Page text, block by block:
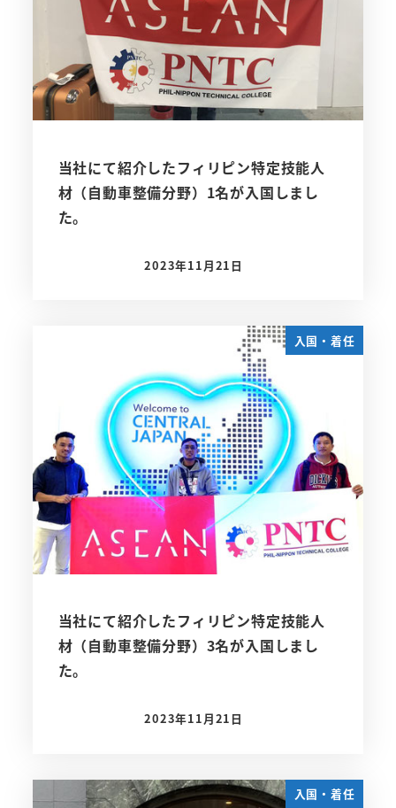
当社にて紹介したフィリピン特定技能人
材（自動車整備分野）1名が入国しまし
た。
投稿日
2023年11月21日
入国・着任
当社にて紹介したフィリピン特定技能人
材（自動車整備分野）3名が入国しまし
た。
投稿日
2023年11月21日
入国・着任